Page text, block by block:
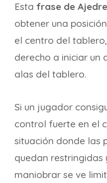
Esta frase de
obtener una
el centro del
derecho a iniciar un
alas del tablero.
Si un jugador
control fuerte en el
situación donde las
quedan restringidas
maniobrar se ve